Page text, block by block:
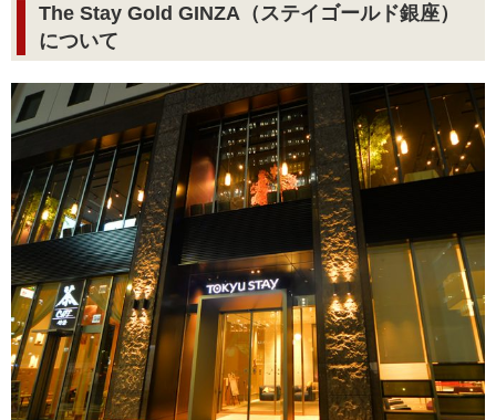
The Stay Gold GINZA（ステイゴールド銀座）
について